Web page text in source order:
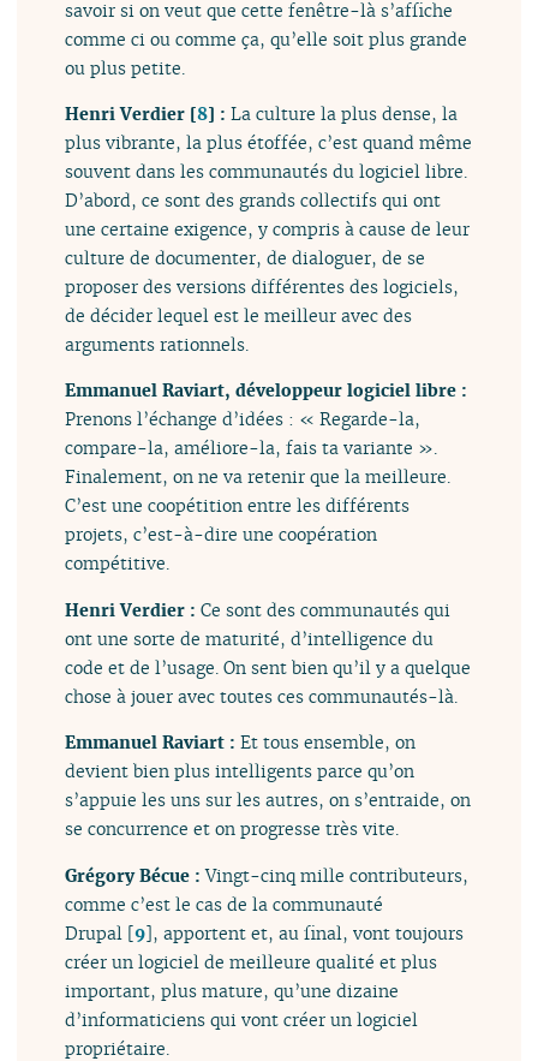
savoir si on veut que cette fenêtre-là s’affiche
comme ci ou comme ça, qu’elle soit plus grande
ou plus petite.
Henri Verdier [8] :La culture la plus dense, la
plus vibrante, la plus étoffée, c’est quand même
souvent dans les communautés du logiciel libre.
D’abord, ce sont des grands collectifs qui ont
une certaine exigence, y compris à cause de leur
culture de documenter, de dialoguer, de se
proposer des versions différentes des logiciels,
de décider lequel est le meilleur avec des
arguments rationnels.
Emmanuel Raviart, développeur logiciel libre :
Prenons l’échange d’idées : « Regarde-la,
compare-la, améliore-la, fais ta variante ».
Finalement, on ne va retenir que la meilleure.
C’est une coopétition entre les différents
projets, c’est-à-dire une coopération
compétitive.
Henri Verdier :Ce sont des communautés qui
ont une sorte de maturité, d’intelligence du
code et de l’usage. On sent bien qu’il y a quelque
chose à jouer avec toutes ces communautés-là.
Emmanuel Raviart :Et tous ensemble, on
devient bien plus intelligents parce qu’on
s’appuie les uns sur les autres, on s’entraide, on
se concurrence et on progresse très vite.
Grégory Bécue :Vingt-cinq mille contributeurs,
comme c’est le cas de la communauté
Drupal [9], apportent et, au final, vont toujours
créer un logiciel de meilleure qualité et plus
important, plus mature, qu’une dizaine
d’informaticiens qui vont créer un logiciel
propriétaire.